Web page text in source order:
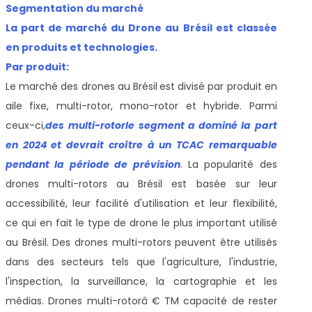
Segmentation du marché
La part de marché du Drone au Brésil est classée
en produits et technologies.
Par produit:
Le marché des drones au Brésil est divisé par produit en
aile fixe, multi-rotor, mono-rotor et hybride. Parmi
ceux-ci,des multi-rotorle segment a dominé la part
en 2024 et devrait croître à un TCAC remarquable
pendant la période de prévision. La popularité des
drones multi-rotors au Brésil est basée sur leur
accessibilité, leur facilité d'utilisation et leur flexibilité,
ce qui en fait le type de drone le plus important utilisé
au Brésil. Des drones multi-rotors peuvent être utilisés
dans des secteurs tels que l'agriculture, l'industrie,
l'inspection, la surveillance, la cartographie et les
médias. Drones multi-rotorâ € TM capacité de rester